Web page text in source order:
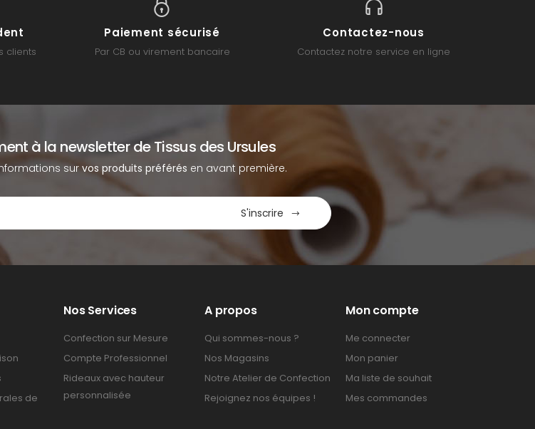
clients
Paiement sécurisé
Par CB ou virement bancaire
Contactez-nous
Contactez notre service en ligne
à la newsletter de Tissus des Ursules
survos produits préférés en avant première.
S'inscrire
de
Nos Services
Confection sur Mesure
Compte Professionnel
Rideaux avec hauteur
personnalisée
A propos
Qui sommes-nous ?
Nos Magasins
Notre Atelier de Confection
Rejoignez nos équipes !
Mon compte
Me connecter
Mon panier
Ma liste de souhait
Mes commandes